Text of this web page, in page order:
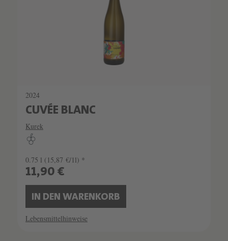
2024
CUVÉE BLANC
Kurek
0.75 l (15,87 €/1l) *
11,90 €
IN DEN WARENKORB
Lebensmittelhinweise